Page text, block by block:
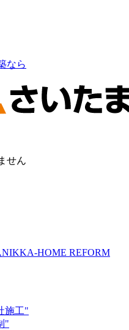
なら
せん
NIKKA-HOME REFORM
施工"
"